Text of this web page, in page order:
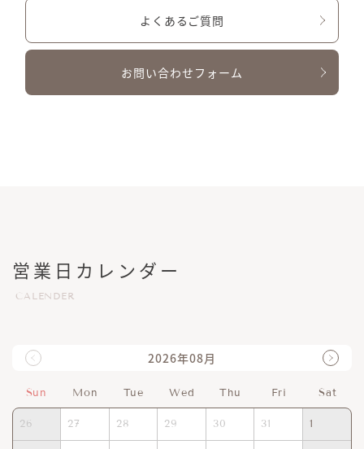
よくあるご質問
お問い合わせフォーム
営業日カレンダー
CALENDER
2026年08月
Sun Mon Tue Wed Thu Fri Sat
26 27 28 29 30 31 1